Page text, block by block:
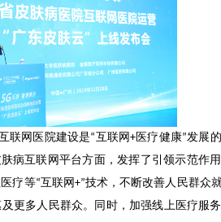
网医院建设是“互联网+医疗健康”发展
病互联网平台方面，发挥了引领示范作
疗等“互联网+”技术，不断改善人民群众
更多人民群众。同时，加强线上医疗服